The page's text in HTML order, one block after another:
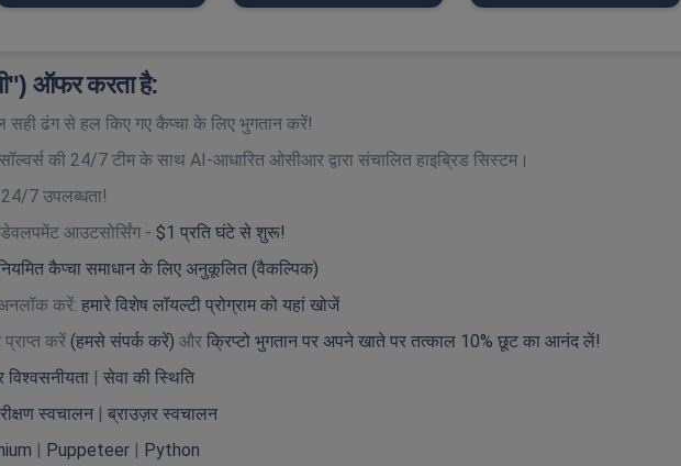
ऑफर करता है:
ढंग से हल किए गए कैप्चा के लिए भुगतान करें!
की 24/7 टीम के साथ AI-आधारित ओसीआर द्वारा संचालित हाइब्रिड सिस्टम।
24/7 उपलब्धता!
आउटसोर्सिंग - $1 प्रति घंटे से शुरू!
कैप्चा समाधान के लिए अनुकूलित (वैकल्पिक)
अनलॉक करें: हमारे विशेष लॉयल्टी प्रोग्राम को यहां खोजें
करें (हमसे संपर्क करें) और क्रिप्टो भुगतान पर अपने खाते पर तत्काल 10% छूट का आनंद लें!
विश्वसनीयता | सेवा की स्थिति
स्वचालन | ब्राउज़र स्वचालन
| Puppeteer | Python